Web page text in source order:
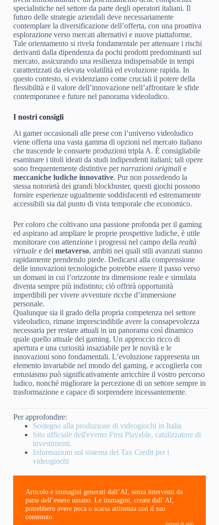
specialistiche nel settore da parte degli operatori italiani. Il
futuro delle strategie aziendali deve necessariamente
contemplare la diversificazione dell’offerta, con una proattiva
esplorazione verso mercati alternativi e nuove piattaforme.
Tale orientamento si rivela fondamentale per attenuare i rischi
derivanti dalla dipendenza da pochi prodotti predominanti sul
mercato, assicurando una resilienza indispensabile in tempi
caratterizzati da elevata volatilità ed evoluzione rapida. In
questo contesto, si evidenziano come cruciali il potere della
flessibilità e il valore dell’innovazione nell’affrontare le sfide
contemporanee e future nel panorama videoludico.
I nostri consigli
Ai gamer occasionali alle prese con l’universo videoludico
viene offerta una vasta gamma di opzioni nel mercato italiano
che trascende le consuete produzioni tripla A. È consigliabile
esaminare i titoli ideati da studi indipendenti italiani; tali opere
sono frequentemente distintive pernarrazioni originalie
meccaniche ludiche innovative. Pur non possedendo la
stessa notorietà dei grandi blockbuster, questi giochi possono
fornire esperienze ugualmente soddisfacenti ed estremamente
accessibili sia dal punto di vista temporale che economico.
Per coloro che coltivano una passione profonda per il gaming
ed aspirano ad ampliare le proprie prospettive ludiche, è utile
monitorare con attenzione i progressi nel campo della realtà
virtualee del metaverso, ambiti nei quali stili avanzati stanno
rapidamente prendendo piede. Dedicarsi alla comprensione
delle innovazioni tecnologiche potrebbe essere il passo verso
un domani in cui l’orizzonte tra dimensione reale e simulata
diventa sempre più indistinto; ciò offrirà opportunità
imperdibili per vivere avventure ricche d’immersione
personale.
Qualunque sia il grado della propria competenza nel settore
videoludico, rimane imprescindibile avere la consapevolezza
necessaria per restare attuali in un panorama così dinamico
quale quello attuale del gaming. Un approccio ricco di
apertura e una curiosità insaziabile per le novità e le
innovazioni sono fondamentali. L’evoluzione rappresenta un
elemento invariabile nel mondo del gaming, e accoglierla con
entusiasmo può significativamente arricchire il vostro percorso
ludico, nonché migliorare la percezione di un settore sempre in
trasformazione e capace di sorprendere incessantemente.
Per approfondire:
Sostegno alla produzione di videogiochi in Italia
Sito ufficiale dell'evento First Playable, catalizzatore di
investimenti.
Informazioni sul sistema del Tax Credit per i
videogiochi
Articolo e immagini generati dall’AI, senza interventi da
parte dell’essere umano. Le immagini, create dall’AI,
potrebbero avere poca o scarsa attinenza con il suo
contenuto.
(scopri di più)